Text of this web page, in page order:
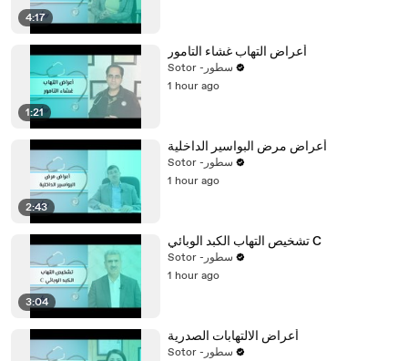
4:17
1:21
أعراض التهاب غشاء التامور
Sotor -سطور
1 hour ago
2:43
أعراض مرض البواسير الداخلية
Sotor -سطور
1 hour ago
3:04
تشخيص التهاب الكبد الوبائي C
Sotor -سطور
1 hour ago
أعراض الالتهابات الصدرية
Sotor -سطور